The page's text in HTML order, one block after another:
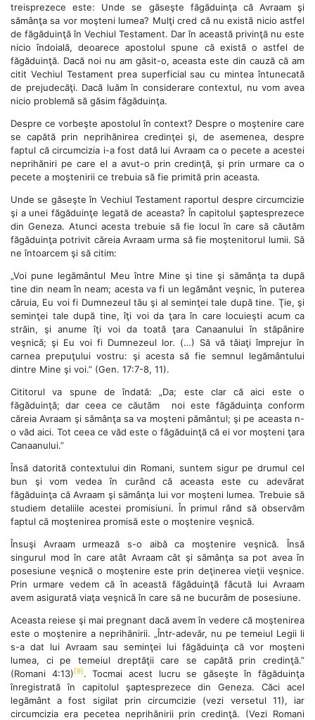
treisprezece este: Unde se găseşte făgăduinţa că Avraam şi
sămânţa sa vor moşteni lumea? Mulţi cred că nu există nicio astfel
de făgăduinţă în Vechiul Testament. Dar în această privinţă nu este
nicio îndoială, deoarece apostolul spune că există o astfel de
făgăduinţă. Dacă noi nu am găsit-o, aceasta este din cauză că am
citit Vechiul Testament prea superficial sau cu mintea întunecată
de prejudecăţi. Dacă luăm în considerare contextul, nu vom avea
nicio problemă să găsim făgăduinţa.
Despre ce vorbeşte apostolul în context? Despre o moştenire care
se capătă prin neprihănirea credinţei şi, de asemenea, despre
faptul că circumcizia i-a fost dată lui Avraam ca o pecete a acestei
neprihăniri pe care el a avut-o prin credinţă, şi prin urmare ca o
pecete a moştenirii ce trebuia să fie primită prin aceasta.
Unde se găseşte în Vechiul Testament raportul despre circumcizie
şi a unei făgăduinţe legată de aceasta? În capitolul şaptesprezece
din Geneza. Atunci acesta trebuie să fie locul în care să căutăm
făgăduinţa potrivit căreia Avraam urma să fie moştenitorul lumii. Să
ne întoarcem şi să citim:
„Voi pune legământul Meu între Mine şi tine şi sămânţa ta după
tine din neam în neam; acesta va fi un legământ veşnic, în puterea
căruia, Eu voi fi Dumnezeul tău şi al seminţei tale după tine. Ţie, şi
seminţei tale după tine, îţi voi da ţara în care locuieşti acum ca
străin, şi anume îţi voi da toată ţara Canaanului în stăpânire
veşnică; şi Eu voi fi Dumnezeul lor. (…) Să vă tăiaţi împrejur în
carnea prepuţului vostru: şi acesta să fie semnul legământului
dintre Mine şi voi.” (Gen. 17:7-8, 11).
Cititorul va spune de îndată: „Da; este clar că aici este o
făgăduinţă; dar ceea ce căutăm noi este făgăduinţa conform
căreia Avraam şi sămânţa sa va moşteni pământul; şi pe aceasta n-
o văd aici. Tot ceea ce văd este o făgăduinţă că ei vor moşteni ţara
Canaanului.”
Însă datorită contextului din Romani, suntem sigur pe drumul cel
bun şi vom vedea în curând că aceasta este cu adevărat
făgăduinţa că Avraam şi sămânţa lui vor moşteni lumea. Trebuie să
studiem detaliile acestei promisiuni. În primul rând să observăm
faptul că moştenirea promisă este o moştenire veşnică.
Însuşi Avraam urmează s-o aibă ca moştenire veşnică. Însă
singurul mod în care atât Avraam cât şi sămânţa sa pot avea în
posesiune veşnică o moştenire este prin deţinerea vieţii veşnice.
Prin urmare vedem că în această făgăduinţă făcută lui Avraam
avem asigurată viaţa veşnică în care să ne bucurăm de posesiune.
Aceasta reiese şi mai pregnant dacă avem în vedere că moştenirea
este o moştenire a neprihănirii. „Într-adevăr, nu pe temeiul Legii li
s-a dat lui Avraam sau seminţei lui făgăduinţa că vor moşteni
lumea, ci pe temeiul dreptăţii care se capătă prin credinţă.”
(Romani 4:13) [9] . Tocmai acest lucru se găseşte în făgăduinţa
înregistrată în capitolul şaptesprezece din Geneza. Căci acel
legământ a fost sigilat prin circumcizie (vezi versetul 11), iar
circumcizia era pecetea neprihănirii prin credinţă. (Vezi Romani